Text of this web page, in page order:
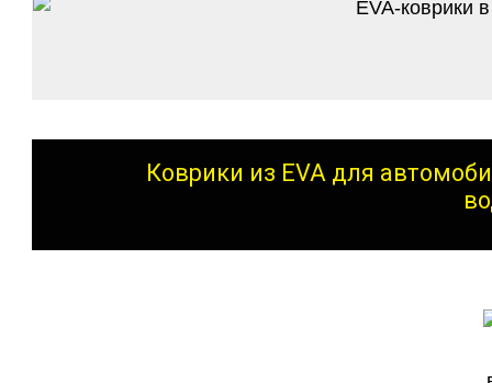
Коврики из EVA для